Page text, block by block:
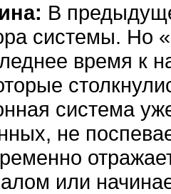
В
системы. Но
время к
система
не
или